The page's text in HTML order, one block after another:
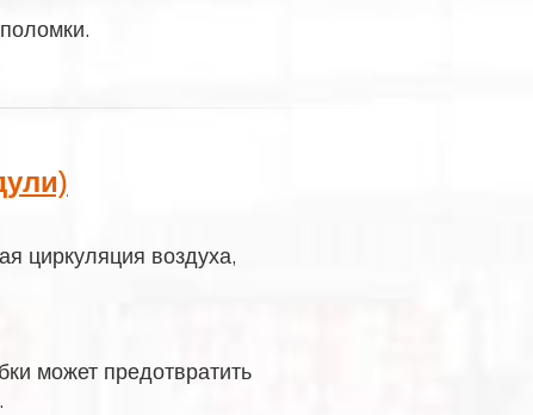
циркуляция воздуха,
может предотвратить